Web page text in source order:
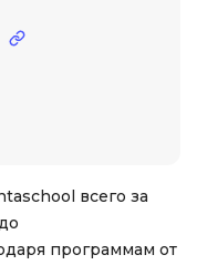
всего за
программам от